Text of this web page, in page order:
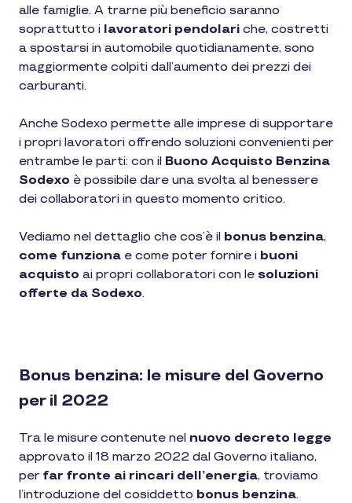
alle famiglie. A trarne più beneficio saranno
soprattutto i lavoratori pendolari che, costretti
a spostarsi in automobile quotidianamente, sono
maggiormente colpiti dall’aumento dei prezzi dei
carburanti.
Anche Sodexo permette alle imprese di supportare
i propri lavoratori offrendo soluzioni convenienti per
entrambe le parti: con il Buono Acquisto Benzina
Sodexo è possibile dare una svolta al benessere
dei collaboratori in questo momento critico.
Vediamo nel dettaglio che cos’è il bonus benzina,
come funziona e come poter fornire i buoni
acquisto ai propri collaboratori con le soluzioni
offerte da Sodexo.
Bonus benzina: le misure del Governo
per il 2022
Tra le misure contenute nel nuovo decreto legge
approvato il 18 marzo 2022 dal Governo italiano,
per far fronte ai rincari dell’energia, troviamo
l’introduzione del cosiddetto bonus benzina.